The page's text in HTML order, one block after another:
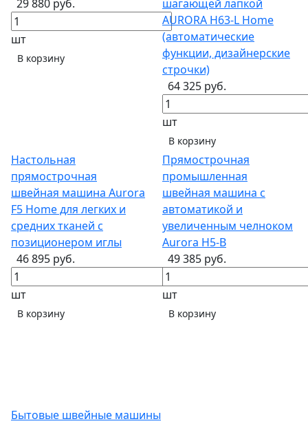
29 880 руб.
шт
В корзину
шагающей лапкой
AURORA H63-L Home
(автоматические
функции, дизайнерские
строчки)
64 325 руб.
шт
В корзину
Настольная
прямострочная
швейная машина Aurora
F5 Home для легких и
средних тканей с
позиционером иглы
46 895 руб.
шт
В корзину
Прямострочная
промышленная
швейная машина с
автоматикой и
увеличенным челноком
Aurora H5-B
49 385 руб.
шт
В корзину
Бытовые швейные машины